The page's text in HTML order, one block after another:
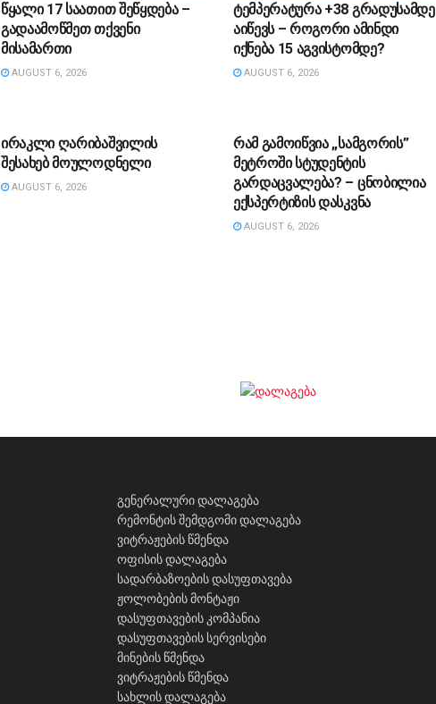
წყალი 17 საათით შეწყდება –
გადაამოწმეთ თქვენი
მისამართი
AUGUST 6, 2026
ტემპერატურა +38 გრადუსამდე
აიწევს – როგორი ამინდი
იქნება 15 აგვისტომდე?
AUGUST 6, 2026
ირაკლი ღარიბაშვილის
შესახებ მოულოდნელი
AUGUST 6, 2026
რამ გამოიწვია „სამგორის”
მეტროში სტუდენტის
გარდაცვალება? – ცნობილია
ექსპერტიზის დასკვნა
AUGUST 6, 2026
გენერალური დალაგება
რემონტის შემდგომი დალაგება
ვიტრაჟების წმენდა
ოფისის დალაგება
სადარბაზოების დასუფთავება
ჟოლობების მონტაჟი
დასუფთავების კომპანია
დასუფთავების სერვისები
მინების წმენდა
ვიტრაჟების წმენდა
სახლის დალაგება